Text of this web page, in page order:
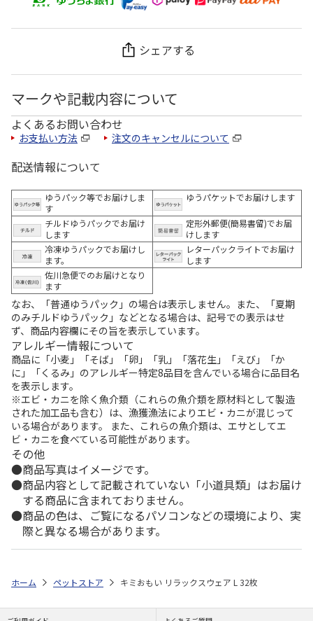
シェアする
マークや記載内容について
よくあるお問い合わせ
お支払い方法 注文のキャンセルについて
配送情報について
ゆうパック等でお届けしま
す
ゆうパケットでお届けします
チルドゆうパックでお届け
します
定形外郵便(簡易書留)でお届
けします
冷凍ゆうパックでお届けし
ます。
レターパックライトでお届け
します
佐川急便でのお届けとなり
ます
なお、「普通ゆうパック」の場合は表示しません。また、「夏期
のみチルドゆうパック」などとなる場合は、記号での表示はせ
ず、商品内容欄にその旨を表示しています。
アレルギー情報について
商品に「小麦」「そば」「卵」「乳」「落花生」「えび」「か
に」「くるみ」のアレルギー特定8品目を含んでいる場合に品目名
を表示します。
※エビ・カニを除く魚介類（これらの魚介類を原材料として製造
された加工品も含む）は、漁獲漁法によりエビ・カニが混じって
いる場合があります。 また、これらの魚介類は、エサとしてエ
ビ・カニを食べている可能性があります。
その他
商品写真はイメージです。
商品内容として記載されていない「小道具類」はお届け
する商品に含まれておりません。
商品の色は、ご覧になるパソコンなどの環境により、実
際と異なる場合があります。
ホーム ペットストア キミおもい リラックスウェア L 32枚